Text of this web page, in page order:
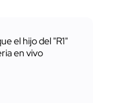
el hijo del "R1"
en vivo